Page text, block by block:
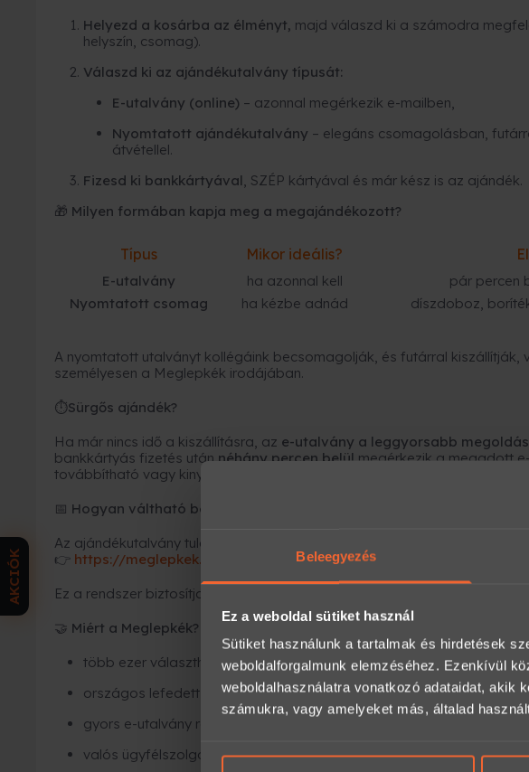
Beleegyezés
Ez a weboldal sütiket használ
Sütiket használunk a tartalmak és hirdetések
weboldalforgalmunk elemzéséhez. Ezenkívül
weboldalhasználatra vonatkozó adataidat, akik
számukra, vagy amelyeket más, általad
Helyezd a kosárba az élményt, majd válaszd ki a számodra
helyszín, csomag).
Válaszd ki az ajándékutalvány típusát:
E-utalvány (online) – azonnal megérkezik e-mailben,
Nyomtatott ajándékutalvány – elegáns csomagolásban,
átvétellel.
Fizesd ki bankkártyával, SZÉP kártyával és már kész is az ajándék.
🎁 Milyen formában kapja meg a megajándékozott?
Típus Mikor ideális?
E-utalvány ha azonnal kell
pár percen
Nyomtatott csomag
ha kézbe adnád díszdoboz,
A nyomtatott utalványt kollégáink becsomagolják, és futárral kiszállítják,
személyesen a Meglepkék irodájában.
⏱Sürgős ajándék?
Ha már nincs idő a kiszállításra, az e-utalvány a leggyorsabb megoldás
bankkártyás fizetés után néhány percen belül megérkezik a megadott
továbbítható vagy kinyomtatható.
📅 Hogyan váltható be az élmény?
Az ajándékutalvány tulajdonosa azonnal időpontot foglalhat itt:
👉 https://meglepkek.hu/utalvany/bevaltas
Ez a rendszer biztosítja, hogy minden élmény rugalmasan, előre
🤝 Miért a Meglepkék?
több ezer választható élmény
országos lefedettség
gyors e-utalvány rendszer
valós ügyfélszolgálat
AKCIÓK